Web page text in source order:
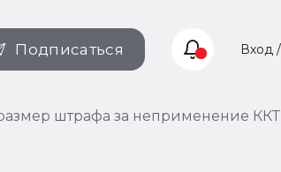
Подписаться Вход
штрафа за неприменение